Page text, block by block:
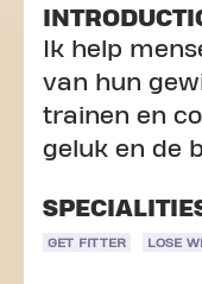
Ik help
van hun
trainen en
geluk en de
GET FITTER LOSE